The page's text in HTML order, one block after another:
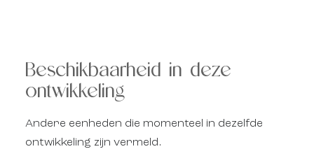
Beschikbaarheid in deze
ontwikkeling
Andere eenheden die momenteel in dezelfde
ontwikkeling zijn vermeld.